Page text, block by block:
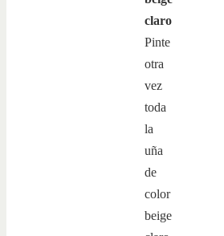
claro
Pinte
otra
vez
toda
la
uña
de
color
beige